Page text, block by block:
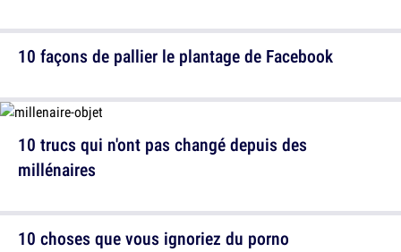
10 trucs qui n'ont pas changé depuis des
millénaires
10 façons de pallier le plantage de Facebook
10 choses que vous ignoriez du porno